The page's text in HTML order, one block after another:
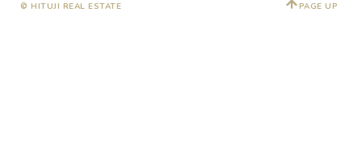
© HITUJI REAL ESTATE PAGE UP